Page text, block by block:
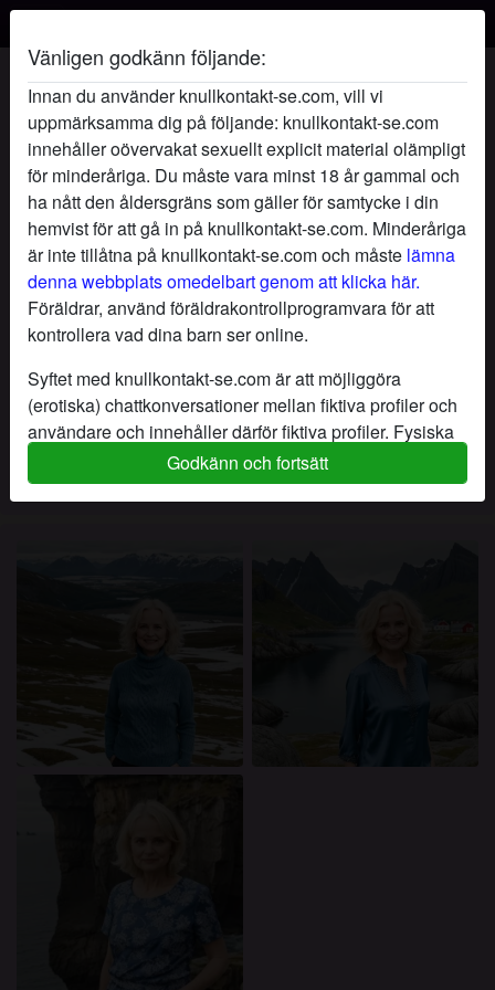
Vänligen godkänn följande:
Innan du använder knullkontakt-se.com, vill vi
uppmärksamma dig på följande: knullkontakt-se.com
innehåller oövervakat sexuellt explicit material olämpligt
för minderåriga. Du måste vara minst 18 år gammal och
ha nått den åldersgräns som gäller för samtycke i din
hemvist för att gå in på knullkontakt-se.com. Minderåriga
är inte tillåtna på knullkontakt-se.com och måste lämna
denna webbplats omedelbart genom att klicka här.
Föräldrar, använd föräldrakontrollprogramvara för att
kontrollera vad dina barn ser online.
Syftet med knullkontakt-se.com är att möjliggöra
(erotiska) chattkonversationer mellan fiktiva profiler och
användare och innehåller därför fiktiva profiler. Fysiska
möten är inte möjliga med dessa fiktiva profiler. Riktiga
användare finns också på webbplatsen. För att skilja
Godkänn och fortsätt
Smutsigahemligheter's profil
Lägg till chat